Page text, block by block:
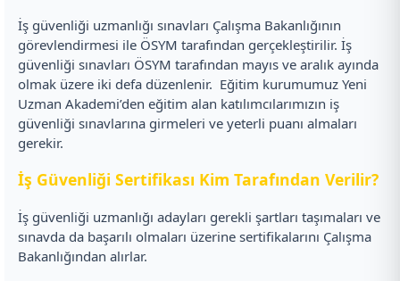
İş güvenliği uzmanlığı sınavları Çalışma Bakanlığının
görevlendirmesi ile ÖSYM tarafından gerçekleştirilir. İş
güvenliği sınavları ÖSYM tarafından mayıs ve aralık ayında
olmak üzere iki defa düzenlenir. Eğitim kurumumuz Yeni
Uzman Akademi’den eğitim alan katılımcılarımızın iş
güvenliği sınavlarına girmeleri ve yeterli puanı almaları
gerekir.
İş Güvenliği Sertifikası Kim Tarafından Verilir?
İş güvenliği uzmanlığı adayları gerekli şartları taşımaları ve
sınavda da başarılı olmaları üzerine sertifikalarını Çalışma
Bakanlığından alırlar.